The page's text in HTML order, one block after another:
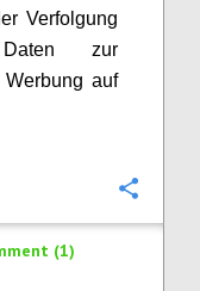
Verfolgung
zur
auf
(1)